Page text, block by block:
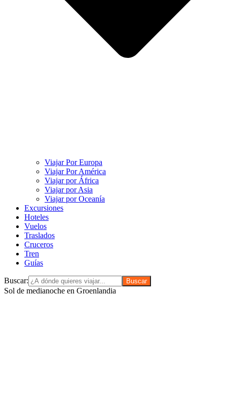
Viajar Por Europa
Viajar Por América
Viajar por África
Viajar por Asia
Viajar por Oceanía
Excursiones
Hoteles
Vuelos
Traslados
Cruceros
Tren
Guías
Buscar:
Sol de medianoche en Groenlandia